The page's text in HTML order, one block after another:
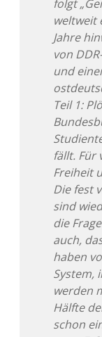
folgt
weltweit
Jahre
von
und
Teil 1:
fällt. Für
Freiheit
Die fest
sind
die
auch,
haben
System,
werden
Hälfte
schon